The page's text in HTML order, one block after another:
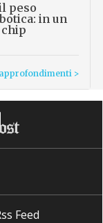
peso
in un
>
Feed